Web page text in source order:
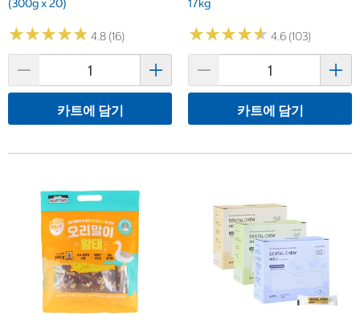
(300g x 20)
★★★★★
★★★★★ 4.8 (16)
카트에 담기
17kg
★★★★★
★★★★★ 4.6 (103)
카트에 담기